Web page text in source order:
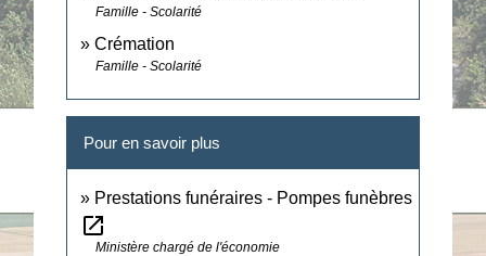
Famille - Scolarité
Crémation
Famille - Scolarité
Pour en savoir plus
Prestations funéraires - Pompes funèbres
open_in_new
Ministère chargé de l'économie